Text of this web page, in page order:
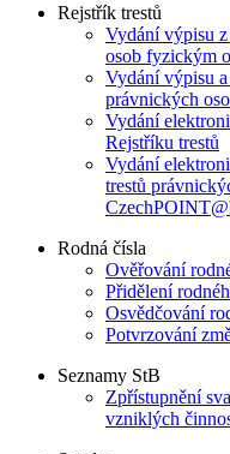
Rejstřík trestů
Vydání výpisu
osob fyzickým
Vydání výpisu
právnických
Vydání
Rejstříku trestů
Vydání
trestů
Rodná čísla
Ověřování
Přidělení
Osvědčování
Potvrzování
Seznamy StB
Zpřístupnění
vzniklých